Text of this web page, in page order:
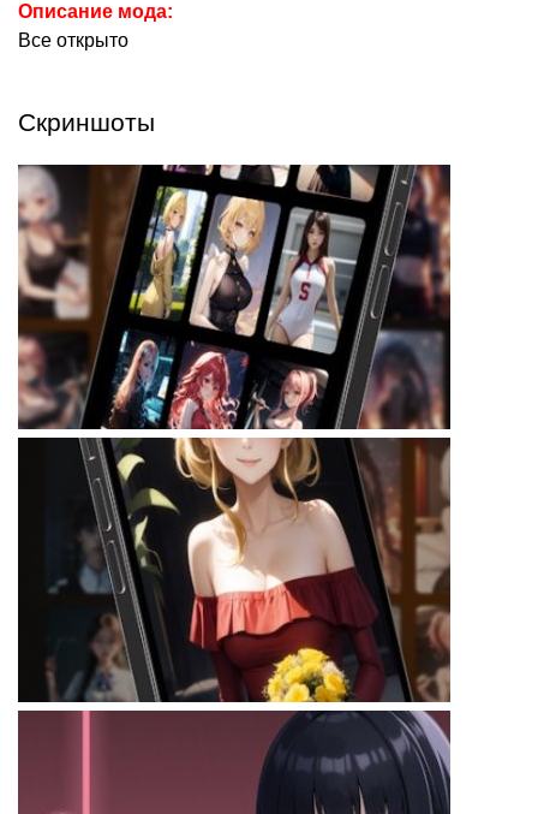
Описание мода:
Все открыто
Скриншоты